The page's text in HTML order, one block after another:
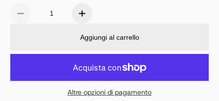
Aggiungi al carrello
Altre opzioni di pagamento